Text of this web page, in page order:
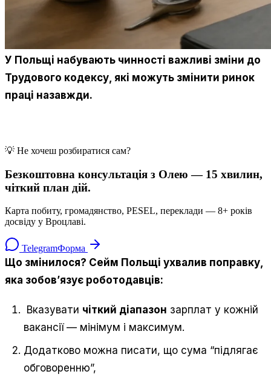
У Польщі набувають чинності важливі зміни до
Трудового кодексу, які можуть змінити ринок
праці назавжди.
💡 Не хочеш розбиратися сам?
Безкоштовна консультація з Олею — 15 хвилин,
чіткий план дій.
Карта побиту, громадянство, PESEL, переклади — 8+ років
досвіду у Вроцлаві.
TelegramФорма
Що змінилося? Сейм Польщі ухвалив поправку,
яка зобов’язує роботодавців:
Вказувати чіткий діапазон зарплат у кожній
вакансії — мінімум і максимум.
Додатково можна писати, що сума “підлягає
обговоренню”,